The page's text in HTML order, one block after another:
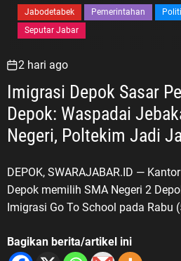
Jabodetabek Pemerintahan
Seputar Jabar
2 hari ago
Imigrasi Depok Sasar
Depok: Waspadai
DEPOK, SWARAJABAR.ID —
Depok memilih SMA Negeri 2
Imigrasi Go To School pada Rabu
Bagikan berita/artikel ini